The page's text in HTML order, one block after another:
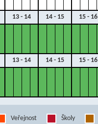
13 - 14 14 - 15 15 - 16
13 - 14 14 - 15 15 - 16
Veřejnost Školy